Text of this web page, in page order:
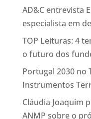
AD&C entrevista
especialista em
TOP Leituras: 4
o futuro dos
Portugal 2030 no
Instrumentos
Cláudia Joaquim
ANMP sobre o